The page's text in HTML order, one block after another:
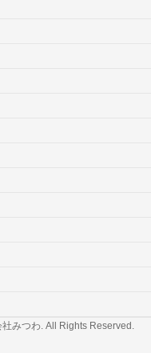
社みつわ. All Rights Reserved.